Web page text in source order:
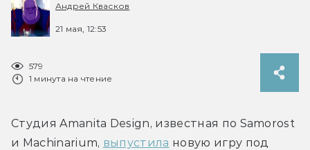
Андрей Квасков
21 мая, 12:53
579
1 минута на чтение
Студия Amanita Design, известная по Samorost
и Machinarium, выпустила новую игру под